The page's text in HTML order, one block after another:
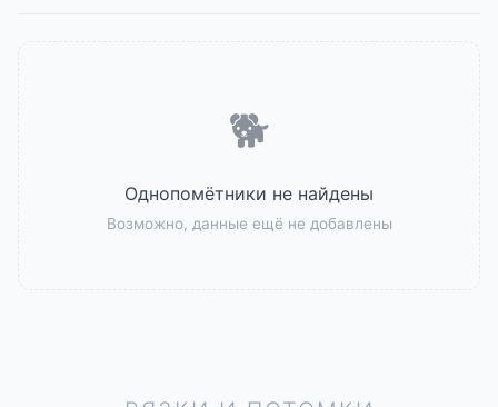
🐕
Однопомётники не найдены
Возможно, данные ещё не добавлены